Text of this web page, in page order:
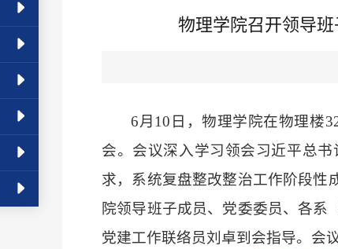
物理学院召开领导
6月10日，物理学院在物理楼
会。会议深入学习领会习近平总
求，系统复盘整改整治工作阶段性
院领导班子成员、党委委员、各系
党建工作联络员刘卓到会指导。会